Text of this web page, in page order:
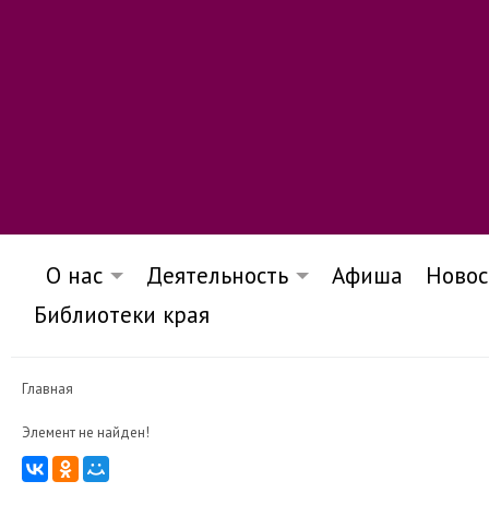
О нас Деятельность Афиша
Библиотеки края
Главная
Элемент не найден!